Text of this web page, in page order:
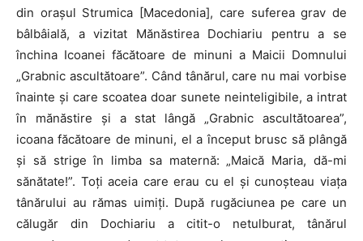
din orașul Strumica [Macedonia], care suferea grav de
bâlbâială, a vizitat Mănăstirea Dochiariu pentru a se
închina Icoanei făcătoare de minuni a Maicii Domnului
„Grabnic ascultătoare”. Când tânărul, care nu mai vorbise
înainte și care scoatea doar sunete neinteligibile, a intrat
în mănăstire și a stat lângă „Grabnic ascultătoarea”,
icoana făcătoare de minuni, el a început brusc să plângă
și să strige în limba sa maternă: „Maică Maria, dă-mi
sănătate!”. Toți aceia care erau cu el și cunoșteau viața
tânărului au rămas uimiți. După rugăciunea pe care un
călugăr din Dochiariu a citit-o netulburat, tânărul